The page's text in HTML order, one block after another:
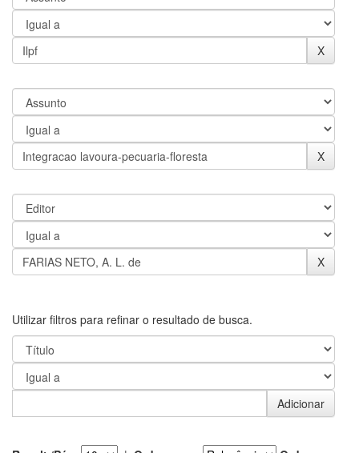
Utilizar filtros para refinar o resultado de busca.